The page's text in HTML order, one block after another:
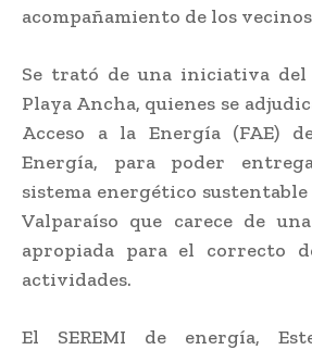
acompañamiento de los
Se trató de una iniciativa
Playa Ancha, quienes se
Acceso a la Energía (FAE)
Energía, para poder
sistema energético sustentable
Valparaíso que carece de
apropiada para el correcto
actividades.
El SEREMI de energía,